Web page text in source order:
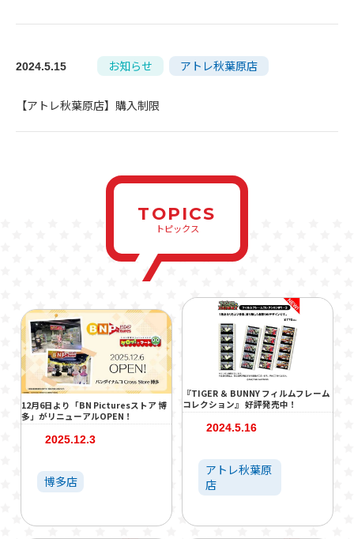
2024.5.15 お知らせ アトレ秋葉原店
【アトレ秋葉原店】購入制限
TOPICS
トピックス
12月6日より「BN Picturesストア 博
多」がリニューアルOPEN！
2025.12.3
博多店
『TIGER ＆ BUNNY フィルムフレーム
コレクション』 好評発売中！
2024.5.16
アトレ秋葉原
店